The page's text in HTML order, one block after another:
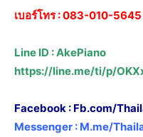
เบอร์โทร :083-010-5645
Line ID : AkePiano
https://line.me/ti/p/
Facebook : Fb.com/
Messenger : M.me/